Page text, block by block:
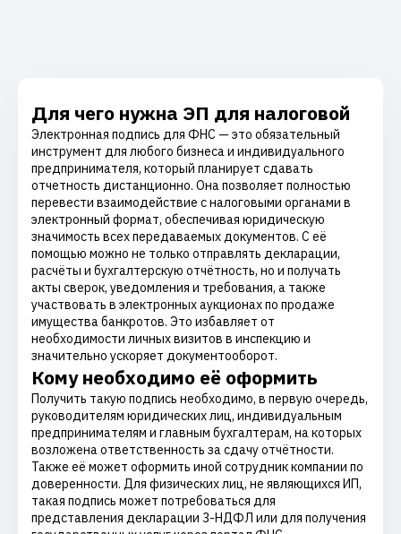
Для чего нужна ЭП для налоговой
Электронная подпись для ФНС — это обязательный
инструмент для любого бизнеса и индивидуального
предпринимателя, который планирует сдавать
отчетность дистанционно. Она позволяет полностью
перевести взаимодействие с налоговыми органами в
электронный формат, обеспечивая юридическую
значимость всех передаваемых документов. С её
помощью можно не только отправлять декларации,
расчёты и бухгалтерскую отчётность, но и получать
акты сверок, уведомления и требования, а также
участвовать в электронных аукционах по продаже
имущества банкротов. Это избавляет от
необходимости личных визитов в инспекцию и
значительно ускоряет документооборот.
Кому необходимо её оформить
Получить такую подпись необходимо, в первую очередь,
руководителям юридических лиц, индивидуальным
предпринимателям и главным бухгалтерам, на которых
возложена ответственность за сдачу отчётности.
Также её может оформить иной сотрудник компании по
доверенности. Для физических лиц, не являющихся ИП,
такая подпись может потребоваться для
представления декларации 3-НДФЛ или для получения